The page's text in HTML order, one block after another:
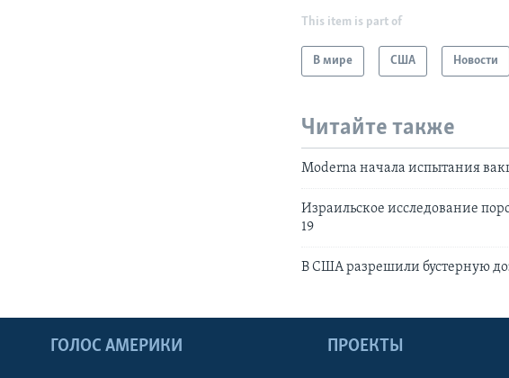
This item is part of
В мире США Новости
Читайте также
Moderna начала испытания
Израильское исследование
19
В США разрешили бустерную
ГОЛОС АМЕРИКИ ПРОЕКТЫ